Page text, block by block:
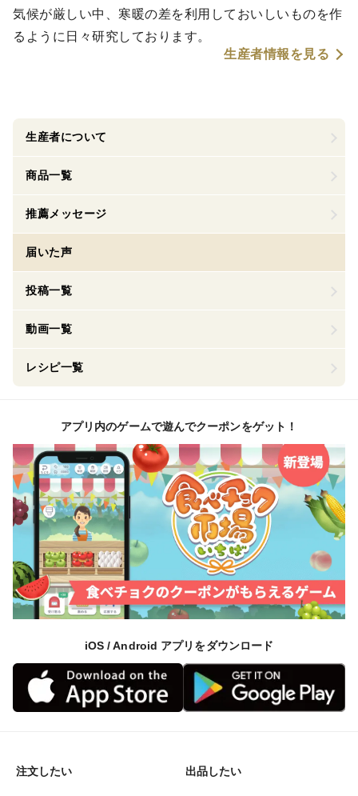
気候が厳しい中、寒暖の差を利用しておいしいものを作
るように日々研究しております。
生産者情報を見る
生産者について
商品一覧
推薦メッセージ
届いた声
投稿一覧
動画一覧
レシピ一覧
アプリ内のゲームで遊んでクーポンをゲット！
iOS / Android アプリをダウンロード
注文したい 出品したい